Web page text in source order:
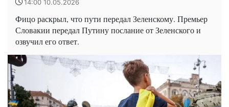
14:00 10.05.2026
Фицо раскрыл, что пути передал Зеленскому. Премьер
Словакии передал Путину послание от Зеленского и
озвучил его ответ.